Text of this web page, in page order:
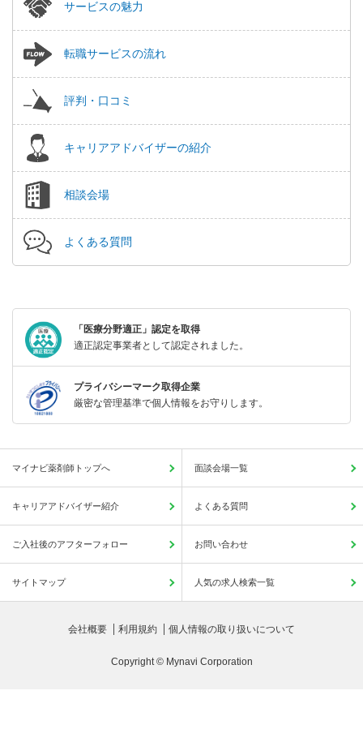
サービスの魅力
転職サービスの流れ
評判・口コミ
キャリアアドバイザーの紹介
相談会場
よくある質問
「医療分野適正」認定を取得
適正認定事業者として認定されました。
プライバシーマーク取得企業
厳密な管理基準で個人情報をお守りします。
マイナビ薬剤師トップへ 面談会場一覧
キャリアアドバイザー紹介 よくある質問
ご入社後のアフターフォロー お問い合わせ
サイトマップ 人気の求人検索一覧
会社概要 利用規約 個人情報の取り扱いについて
Copyright © Mynavi Corporation